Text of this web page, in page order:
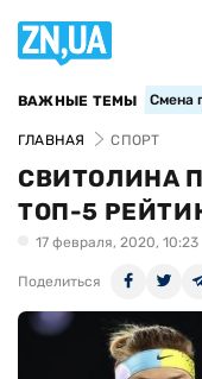
ВАЖНЫЕ ТЕМЫ Смена
ГЛАВНАЯ СПОРТ
СВИТОЛИНА
ТОП-5
17 февраля, 2020, 10:23
Поделиться